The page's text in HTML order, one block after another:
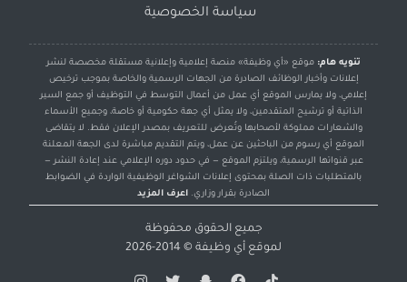
سياسة الخصوصية
تنويه هام: موقع «أي وظيفة» منصة إعلامية وإعلانية مستقلة مخصصة لنشر
إعلانات وأخبار الوظائف الصادرة من الجهات الرسمية والخاصة بموجب ترخيص
إعلامي، ولا يمارس الموقع أي عمل من أعمال التوسط في التوظيف أو جمع السير
الذاتية أو ترشيح المتقدمين، ولا يمثل أي جهة حكومية أو خاصة، وجميع الأسماء
والشعارات مملوكة لأصحابها وتُعرض للتعريف بمصدر الإعلان فقط. لا يتقاضى
الموقع أي رسوم من الباحثين عن عمل، ويتم التقديم مباشرة لدى الجهة المعلنة
عبر قنواتها الرسمية، ويلتزم الموقع — في حدود دوره الإعلامي عند إعادة النشر —
بالمتطلبات ذات الصلة بمحتوى إعلانات الشواغر الوظيفية الواردة في الضوابط
الصادرة بقرار وزاري. اعرف المزيد
جميع الحقوق محفوظة
لموقع أي وظيفة © 2014-2026